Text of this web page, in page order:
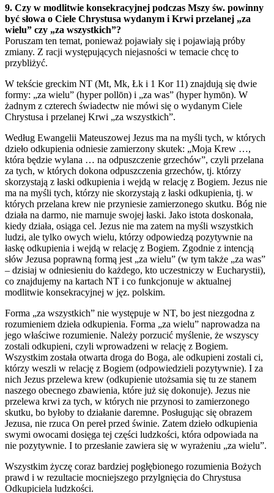
9. Czy w modlitwie konsekracyjnej podczas Mszy św. powinny
być słowa o Ciele Chrystusa wydanym i Krwi przelanej „za
wielu” czy „za wszystkich”?
Poruszam ten temat, ponieważ pojawiały się i pojawiają próby
zmiany. Z racji występujących niejasności w temacie chcę to
przybliżyć.
W tekście greckim NT (Mt, Mk, Łk i 1 Kor 11) znajdują się dwie
formy: „za wielu” (hyper pollōn) i „za was” (hyper hymōn). W
żadnym z czterech świadectw nie mówi się o wydanym Ciele
Chrystusa i przelanej Krwi „za wszystkich”.
Według Ewangelii Mateuszowej Jezus ma na myśli tych, w których
dzieło odkupienia odniesie zamierzony skutek: „Moja Krew …,
która będzie wylana … na odpuszczenie grzechów”, czyli przelana
za tych, w których dokona odpuszczenia grzechów, tj. którzy
skorzystają z łaski odkupienia i wejdą w relację z Bogiem. Jezus nie
ma na myśli tych, którzy nie skorzystają z łaski odkupienia, tj. w
których przelana krew nie przyniesie zamierzonego skutku. Bóg nie
działa na darmo, nie marnuje swojej łaski. Jako istota doskonała,
kiedy działa, osiąga cel. Jezus nie ma zatem na myśli wszystkich
ludzi, ale tylko owych wielu, którzy odpowiedzą pozytywnie na
łaskę odkupienia i wejdą w relację z Bogiem. Zgodnie z intencją
słów Jezusa poprawną formą jest „za wielu” (w tym także „za was”
– dzisiaj w odniesieniu do każdego, kto uczestniczy w Eucharystii),
co znajdujemy na kartach NT i co funkcjonuje w aktualnej
modlitwie konsekracyjnej w jęz. polskim.
Forma „za wszystkich” nie występuje w NT, bo jest niezgodna z
rozumieniem dzieła odkupienia. Forma „za wielu” naprowadza na
jego właściwe rozumienie. Należy porzucić myślenie, że wszyscy
zostali odkupieni, czyli wprowadzeni w relację z Bogiem.
Wszystkim została otwarta droga do Boga, ale odkupieni zostali ci,
którzy weszli w relację z Bogiem (odpowiedzieli pozytywnie). I za
nich Jezus przelewa krew (odkupienie utożsamia się tu ze stanem
naszego obecnego zbawienia, które już się dokonuje). Jezus nie
przelewa krwi za tych, w których nie przynosi to zamierzonego
skutku, bo byłoby to działanie daremne. Posługując się obrazem
Jezusa, nie rzuca On pereł przed świnie. Zatem dzieło odkupienia
swymi owocami dosięga tej części ludzkości, która odpowiada na
nie pozytywnie. I to przesłanie zawiera się w wyrażeniu „za wielu”.
Wszystkim życzę coraz bardziej pogłębionego rozumienia Bożych
prawd i w rezultacie mocniejszego przylgnięcia do Chrystusa
Odkupiciela ludzkości.